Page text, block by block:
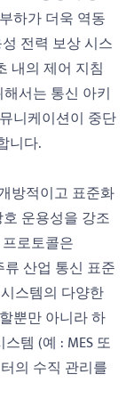
하가 더욱 역동
전력 보상 시스
내의 제어 지침
서는 통신 아키
니케이션이 중단
니다.
방적이고 표준화
운용성을 강조
로토콜은
류 산업 통신 표준
스템의 다양한
뿐만 아니라 하
템 (예 : MES 또
의 수직 관리를